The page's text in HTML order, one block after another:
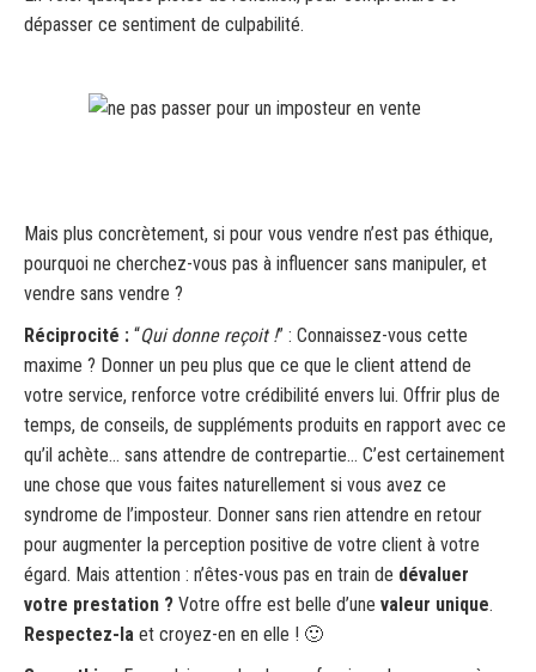
dépasser ce sentiment de culpabilité.
Mais plus concrètement, si pour vous vendre n’est pas éthique,
pourquoi ne cherchez-vous pas à influencer sans manipuler, et
vendre sans vendre ?
Réciprocité : “Qui donne reçoit !” : Connaissez-vous cette
maxime ? Donner un peu plus que ce que le client attend de
votre service, renforce votre crédibilité envers lui. Offrir plus de
temps, de conseils, de suppléments produits en rapport avec ce
qu’il achète… sans attendre de contrepartie… C’est certainement
une chose que vous faites naturellement si vous avez ce
syndrome de l’imposteur. Donner sans rien attendre en retour
pour augmenter la perception positive de votre client à votre
égard. Mais attention : n’êtes-vous pas en train de dévaluer
votre prestation ? Votre offre est belle d’une valeur unique.
Respectez-la et croyez-en en elle ! 🙂